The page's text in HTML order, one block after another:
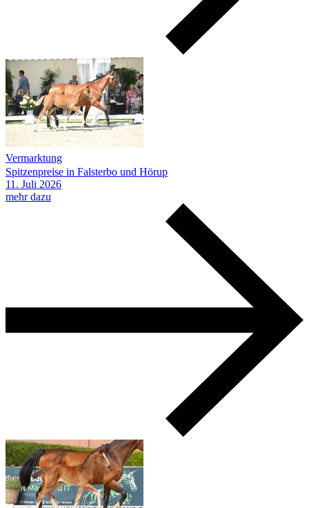
Vermarktung
Spitzenpreise in Falsterbo und Hörup
11. Juli 2026
mehr dazu